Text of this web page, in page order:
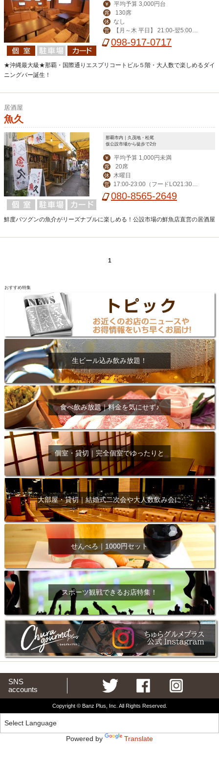
￥ 平均予算 3,000円台
席 130席
休 なし
営
【月～木 平日】 21:00-翌5:00
【その他】19:00-翌6:00
098-917-0717
★沖縄最大級★那覇・国際通りエスプリコートビル５階・大人数で楽しめるダイ
ニングバー誕生！
居酒屋
魚久
那覇市内｜久茂地・松尾
仮公設市場から徒歩で2分
￥ 平均予算 1,000円未満
席 20席
休 木曜日
営
17:00-23:00（フードLO21:30・
ドリンク22：30）金・土17:00-24:00
080-8565-2649
鮮度バツグンの魚介がリーズナブルに楽しめる！公設市場の鮮魚店直営の居酒屋
1
おすすめ特集
生ビール込み飲み放題！
食べ飲み放題｜料金を気にせず♪
個室・貸切｜完全個室でゆったりと
大部屋・貸切｜結婚式二次会や大人数飲み会に
せんべろ｜1000円セット
スポーツ観戦できるお店特集！
SNS
accounts
Copyright © Banz Plus, Inc. All Rights Reserved.
Powered by Translate